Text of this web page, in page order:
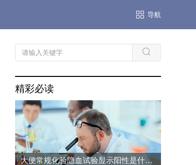
导航
精彩必读
大便常规化验隐血试验显示阳性是什么症状 隐血阳性可能预示哪些健康风险